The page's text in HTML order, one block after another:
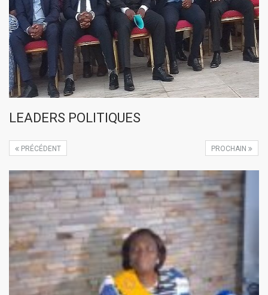
LEADERS POLITIQUES
PROCHAIN
PRÉCÉDENT